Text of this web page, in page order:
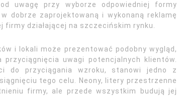
uwagę przy wyborze odpowiedniej formy
dobrze zaprojektowaną i wykonaną reklamę
działającej na szczecińskim rynku.
i lokali może prezentować podobny wygląd,
uwagi potencjalnych klientów.
do przyciągania wzroku, stanowi jedno z
tego celu. Neony, litery przestrzenne
firmy, ale przede wszystkim budują jej